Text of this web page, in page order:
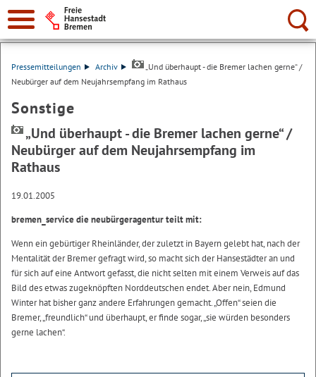
Suche:
Pressemitteilungen Archiv
„Und überhaupt - die Bremer lachen gerne“ /
Neubürger auf dem Neujahrsempfang im Rathaus
Sonstige
„Und überhaupt - die Bremer lachen gerne“ /
Neubürger auf dem Neujahrsempfang im
Rathaus
19.01.2005
bremen_service die neubürgeragentur teilt mit:
Wenn ein gebürtiger Rheinländer, der zuletzt in Bayern gelebt hat, nach der
Mentalität der Bremer gefragt wird, so macht sich der Hansestädter an und
für sich auf eine Antwort gefasst, die nicht selten mit einem Verweis auf das
Bild des etwas zugeknöpften Norddeutschen endet. Aber nein, Edmund
Winter hat bisher ganz andere Erfahrungen gemacht. „Offen“ seien die
Bremer, „freundlich“ und überhaupt, er finde sogar, „sie würden besonders
gerne lachen“.